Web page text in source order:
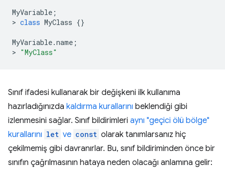
MyVariable ;
> class MyClass {}
MyVariable.name ;
> "MyClass"
Sınıf ifadesi kullanarak bir değişkeni ilk kullanıma
hazırladığınızda kaldırma kurallarını beklendiği gibi
izlenmesini sağlar. Sınıf bildirimleri aynı "geçici ölü bölge"
kurallarını let ve const olarak tanımlarsanız hiç
çekilmemiş gibi davranırlar. Bu, sınıf bildiriminden önce bir
sınıfın çağrılmasının hataya neden olacağı anlamına gelir: